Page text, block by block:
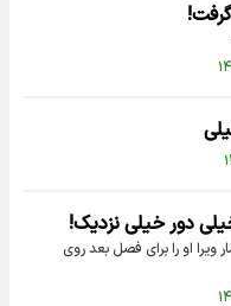
دور خیلی نزدیک!
ویرا او را برای فصل بعد روی